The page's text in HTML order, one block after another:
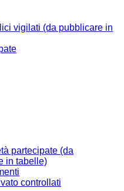
vigilati (da pubblicare in
partecipate (da
in tabelle)
controllati